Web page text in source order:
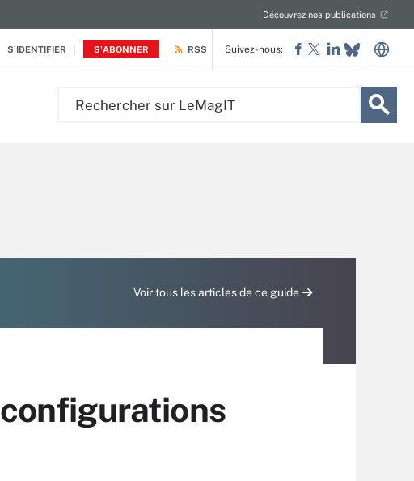
S'IDENTIFIER S'ABONNER
Découvrez nos publications
RSS Suivez-nous:
Voir tous les articles de ce guide